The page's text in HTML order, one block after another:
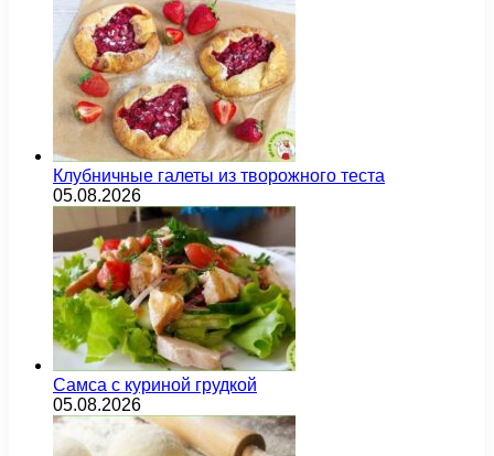
Клубничные галеты из творожного теста
05.08.2026
Самса с куриной грудкой
05.08.2026